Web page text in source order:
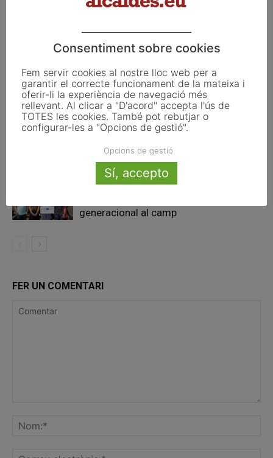
Articles relacionats
La UE activa les primeres obligacions
de transparència de la Llei d’IA que
afecten els ajuntaments
El Pla de Barris mobilitza 117 municipis
urbana
TESTAREG reforça la cooperació
generacional al camp
FER UN COMENTARI
Consentiment sobre cookies
Fem servir cookies al nostre lloc web per a
garantir el correcte funcionament de la mateixa i
oferir-li la experiència de navegació més
rellevant. Al clicar a "D'acord" accepta l'ús de
TOTES les cookies. També pot rebutjar o
configurar-les a "Opcions de gestió".
Opcions de gestió
Sí, accepto